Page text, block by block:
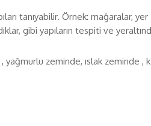
tanıyabilir. Örnek: mağaralar, yer
gibi yapıların tespiti ve
yağmurlu zeminde, ıslak zeminde